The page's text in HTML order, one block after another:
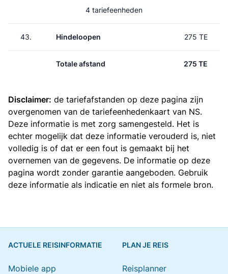
4 tariefeenheden
43. Hindeloopen 275 TE
Totale afstand 275 TE
Disclaimer: de tariefafstanden op deze pagina zijn
overgenomen van de tariefeenhedenkaart van NS.
Deze informatie is met zorg samengesteld. Het is
echter mogelijk dat deze informatie verouderd is, niet
volledig is of dat er een fout is gemaakt bij het
overnemen van de gegevens. De informatie op deze
pagina wordt zonder garantie aangeboden. Gebruik
deze informatie als indicatie en niet als formele bron.
ACTUELE REISINFORMATIE
Mobiele app
PLAN JE REIS
Reisplanner